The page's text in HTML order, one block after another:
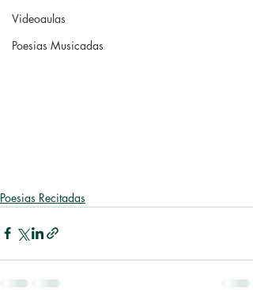
Videoaulas
Poesias Musicadas
Poesias Recitadas